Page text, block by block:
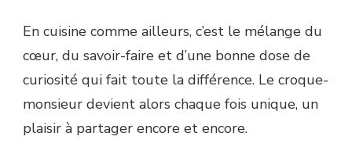
En cuisine comme ailleurs, c’est le mélange du
cœur, du savoir-faire et d’une bonne dose de
curiosité qui fait toute la différence. Le croque-
monsieur devient alors chaque fois unique, un
plaisir à partager encore et encore.